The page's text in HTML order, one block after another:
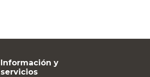
Información y
servicios